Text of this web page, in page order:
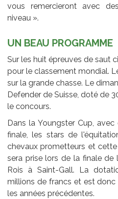
vous remercieront avec
niveau ».
UN BEAU PROGRAMME
Sur les huit épreuves de saut
pour le classement mondial.
sur la grande chasse. Le
Defender de Suisse, doté de
le concours.
Dans la Youngster Cup,
finale, les stars de
chevaux prometteurs et
sera prise lors de la finale de
Rois à Saint-Gall. La
millions de francs et est
les années précédentes.